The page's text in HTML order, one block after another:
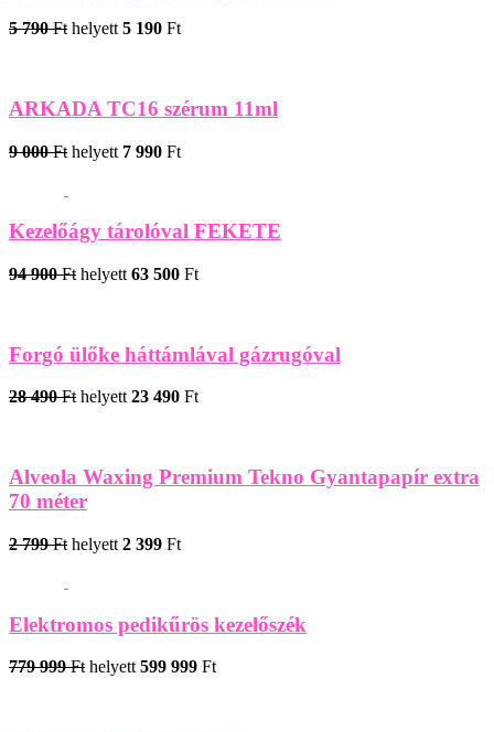
5 790 Ft helyett 5 190 Ft
ARKADA TC16 szérum 11ml
9 000 Ft helyett 7 990 Ft
Kezelőágy tárolóval FEKETE
94 900 Ft helyett 63 500 Ft
Forgó ülőke háttámlával gázrugóval
28 490 Fthelyett23 490 Ft
Alveola Waxing Premium Tekno Gyantapapír extra
70 méter
2 799 Ft helyett 2 399 Ft
Elektromos pedikűrös kezelőszék
779 999 Ft helyett 599 999 Ft